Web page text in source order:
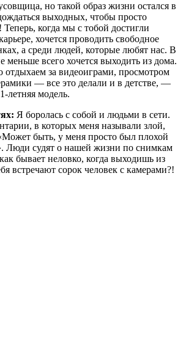
но такой образ жизни остался в
выходных, чтобы просто
Теперь, когда мы с тобой достигли
хочется проводить свободное
а среди людей, которые любят нас. В
меньше всего хочется выходить из дома.
за видеоиграми, просмотром
— все это делали и в детстве, —
летняя модель.
Я боролась с собой и людьми в сети.
в которых меня называли злой,
быть, у меня просто был плохой
Люди судят о нашей жизни по снимкам
бывает неловко, когда выходишь из
встречают сорок человек с камерами?!